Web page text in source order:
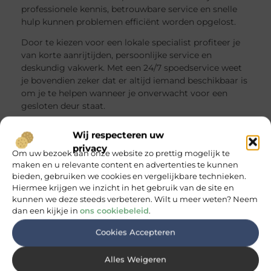
Wij respecteren uw
privacy
Om uw bezoek aan onze website zo prettig mogelijk te
maken en u relevante content en advertenties te kunnen
bieden, gebruiken we cookies en vergelijkbare technieken.
Hiermee krijgen we inzicht in het gebruik van de site en
kunnen we deze steeds verbeteren. Wilt u meer weten? Neem
dan een kijkje in ons cookiebeleid.
Cookies Accepteren
Alles Weigeren
professionele kennis, betrouwbare service en snelle
hulp kunnen problemen efficiënt worden opgelost.
Door te kiezen voor een lokale specialist profiteer je
van korte aanrijtijden, persoonlijke service en
deskundig vakwerk. Met een 24/7 spoedservice weet
je bovendien zeker dat er altijd iemand beschikbaar is
om je te helpen wanneer je onverwacht voor een
gesloten deur staat.
Goed artikel? Deel hem dan op:
X
(Twitter)
Facebook Pinterest LinkedIn Email
Gerelateerde Berichten:
Slotenmaker Beuningen met 24/7 spoedhulp
Een slotenmaker is gespecialiseerd in het openen,
bedrijfspanden. Daarnaast helpt...